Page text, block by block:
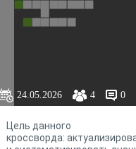
24.05.2026 4 0
Цель данного
кроссворда: